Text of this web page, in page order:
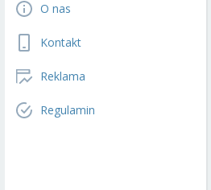
O nas
Kontakt
Reklama
Regulamin